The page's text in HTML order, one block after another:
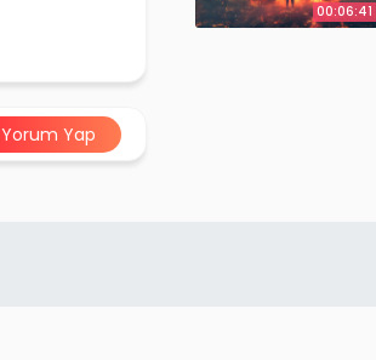
Yorum Yap
00:06:41